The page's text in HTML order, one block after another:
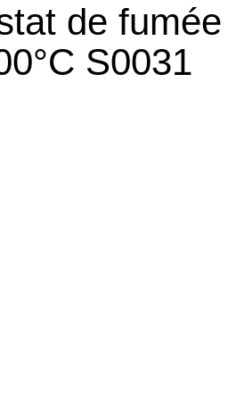
de fumée
S0031